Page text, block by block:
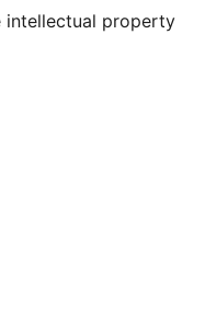
intellectual property